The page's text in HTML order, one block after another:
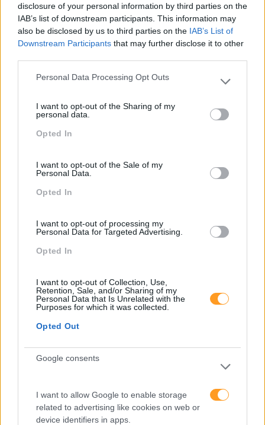
disclosure of your personal information by third parties on the
IAB’s list of downstream participants. This information may
also be disclosed by us to third parties on the IAB’s List of
Downstream Participants that may further disclose it to other
Please note that this website/app uses one or more Google
not limited to your visit or usage behaviour. You may click to
grant or deny consent to Google and its third-party tags to
use your data for below specified purposes in below Google
Personal Data Processing Opt Outs
I want to opt-out of the Sharing of my
personal data.
Opted In
I want to opt-out of the Sale of my
Personal Data.
Opted In
I want to opt-out of processing my
Personal Data for Targeted Advertising.
Opted In
I want to opt-out of Collection, Use,
Retention, Sale, and/or Sharing of my
Personal Data that Is Unrelated with the
Purposes for which it was collected.
Opted Out
Google consents
I want to allow Google to enable storage
related to advertising like cookies on web or
device identifiers in apps.
Novas Ferramentas De
Trabalho Na Investigação:
Essencial Humano
Sustentabilidade
Corporativa, Qual O Papel
Pesquisa
Categorias Blog
Aprendizagem
Artigo De Opinião
Comunicação
Cultura